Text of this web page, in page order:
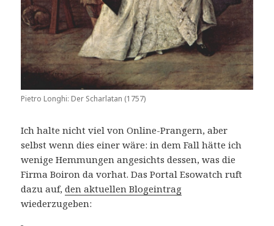
Pietro Longhi: Der Scharlatan (1757)
Ich halte nicht viel von Online-Prangern, aber
selbst wenn dies einer wäre: in dem Fall hätte ich
wenige Hemmungen angesichts dessen, was die
Firma Boiron da vorhat. Das Portal Esowatch ruft
dazu auf,den aktuellen Blogeintrag
wiederzugeben: